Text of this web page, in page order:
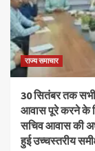
राज्य समाचार
30 सितंबर तक
आवास पूरे करने के
सचिव आवास की
हुई उच्चस्तरीय